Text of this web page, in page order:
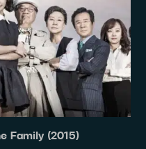
Family (2015)